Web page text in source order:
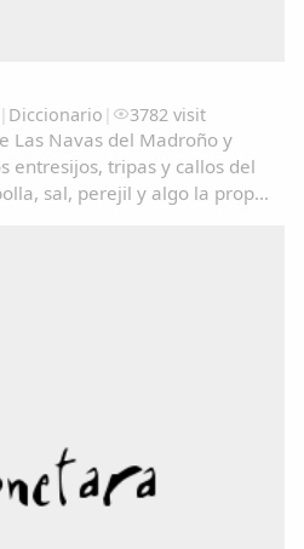
| Diccionario | 3782 visit
Las Navas del Madroño y
entresijos, tripas y callos del
sal, perejil y algo la propia